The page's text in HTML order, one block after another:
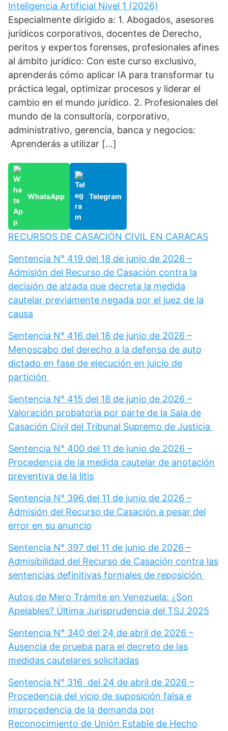
Inteligencia Artificial Nivel 1 (2026)
Especialmente dirigido a: 1. Abogados, asesores
jurídicos corporativos, docentes de Derecho,
peritos y expertos forenses, profesionales afines
al ámbito jurídico: Con este curso exclusivo,
aprenderás cómo aplicar IA para transformar tu
práctica legal, optimizar procesos y liderar el
cambio en el mundo jurídico. 2. Profesionales del
mundo de la consultoría, corporativo,
administrativo, gerencia, banca y negocios:
Aprenderás a utilizar […]
WhatsApp Telegram
RECURSOS DE CASACIÓN CIVIL EN CARACAS
Sentencia N° 419 del 18 de junio de 2026 –
Admisión del Recurso de Casación contra la
decisión de alzada que decreta la medida
cautelar previamente negada por el juez de la
causa
Sentencia N° 416 del 18 de junio de 2026 –
Menoscabo del derecho a la defensa de auto
dictado en fase de ejecución en juicio de
partición
Sentencia N° 415 del 18 de junio de 2026 –
Valoración probatoria por parte de la Sala de
Casación Civil del Tribunal Supremo de Justicia
Sentencia N° 400 del 11 de junio de 2026 –
Procedencia de la medida cautelar de anotación
preventiva de la litis
Sentencia N° 396 del 11 de junio de 2026 –
Admisión del Recurso de Casación a pesar del
error en su anuncio
Sentencia N° 397 del 11 de junio de 2026 –
Admisibilidad del Recurso de Casación contra las
sentencias definitivas formales de reposición
Autos de Mero Trámite en Venezuela: ¿Son
Apelables? Última Jurisprudencia del TSJ 2025
Sentencia N° 340 del 24 de abril de 2026 –
Ausencia de prueba para el decreto de las
medidas cautelares solicitadas
Sentencia N° 316 del 24 de abril de 2026 –
Procedencia del vicio de suposición falsa e
improcedencia de la demanda por
Reconocimiento de Unión Estable de Hecho